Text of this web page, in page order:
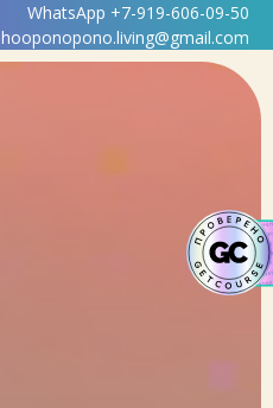
WhatsApp +7-919-606-09-50
hooponopono.living@gmail.com